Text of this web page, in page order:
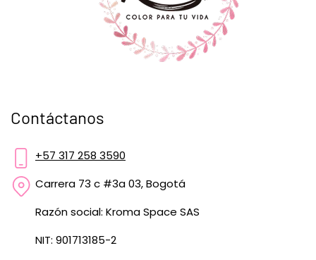
Contáctanos
+57 317 258 3590
Carrera 73 c #3a 03, Bogotá
Razón social: Kroma Space SAS
NIT: 901713185-2